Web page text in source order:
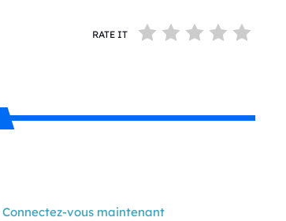
RATE IT
Connectez-vous maintenant